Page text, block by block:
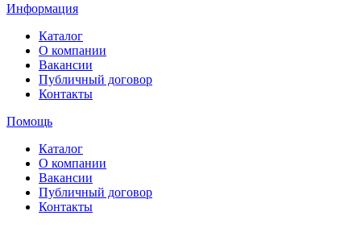
Информация
Каталог
О компании
Вакансии
Публичный договор
Контакты
Помощь
Каталог
О компании
Вакансии
Публичный договор
Контакты